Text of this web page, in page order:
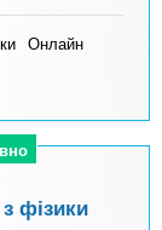
Онлайн
фізики